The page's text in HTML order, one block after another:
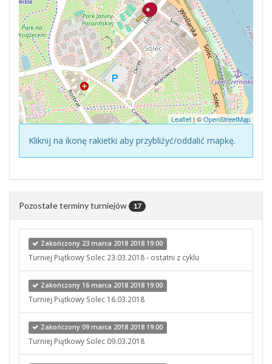
Leaflet | ©OpenStreetMap
Kliknij na ikonę rakietki aby przybliżyć/oddalić mapkę.
Pozostałe terminy turniejów 17
Zakończony 23 marca 2018 2018 19:00
Turniej Piątkowy Solec 23.03.2018 - ostatni z cyklu
Zakończony 16 marca 2018 2018 19:00
Turniej Piątkowy Solec 16.03.2018
Zakończony 09 marca 2018 2018 19:00
Turniej Piątkowy Solec 09.03.2018